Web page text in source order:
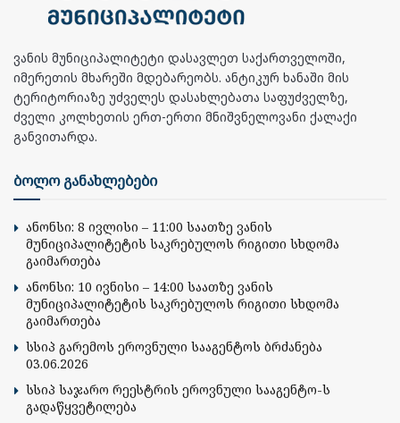
ვანის მუნიციპალიტეტი დასავლეთ საქართველოში,
იმერეთის მხარეში მდებარეობს. ანტიკურ ხანაში მის
ტერიტორიაზე უძველეს დასახლებათა საფუძველზე,
ძველი კოლხეთის ერთ-ერთი მნიშვნელოვანი ქალაქი
განვითარდა.
ბოლო განახლებები
ანონსი: 8 ივლისი – 11:00 საათზე ვანის
მუნიციპალიტეტის საკრებულოს რიგითი სხდომა
გაიმართება
ანონსი: 10 ივნისი – 14:00 საათზე ვანის
მუნიციპალიტეტის საკრებულოს რიგითი სხდომა
გაიმართება
სსიპ გარემოს ეროვნული სააგენტოს ბრძანება
03.06.2026
სსიპ საჯარო რეესტრის ეროვნული სააგენტო-ს
გადაწყვეტილება